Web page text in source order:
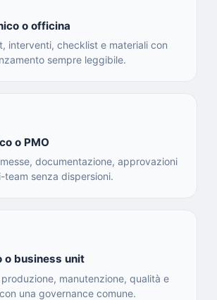
o officina
interventi, checklist e materiali con
sempre leggibile.
o PMO
documentazione, approvazioni
senza dispersioni.
o business unit
manutenzione, qualità e
una governance comune.